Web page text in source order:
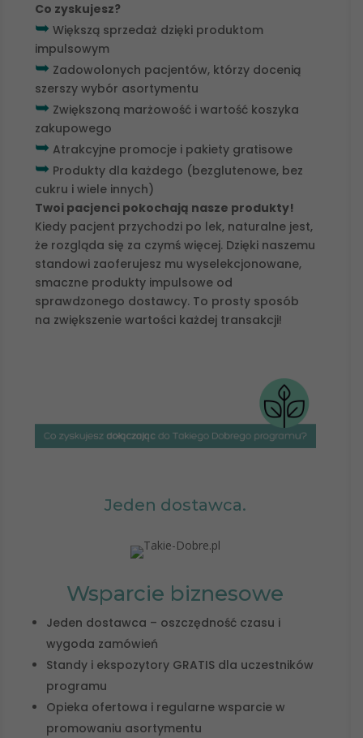
Co zyskujesz?
➥ Większą sprzedaż dzięki produktom
impulsowym
➥ Zadowolonych pacjentów, którzy docenią
szerszy wybór asortymentu
➥ Zwiększoną marżowość i wartość koszyka
zakupowego
➥ Atrakcyjne promocje i pakiety gratisowe
➥ Produkty dla każdego (bezglutenowe, bez
cukru i wiele innych)
Twoi pacjenci pokochają nasze produkty!
Kiedy pacjent przychodzi po lek, naturalne jest,
że rozgląda się za czymś więcej. Dzięki naszemu
standowi zaoferujesz mu wyselekcjonowane,
smaczne produkty impulsowe od
sprawdzonego dostawcy. To prosty sposób
na zwiększenie wartości każdej transakcji!
Jeden dostawca.
Wsparcie biznesowe
Jeden dostawca – oszczędność czasu i
wygoda zamówień
Standy i ekspozytory GRATIS dla uczestników
programu
Opieka ofertowa i regularne wsparcie w
promowaniu asortymentu